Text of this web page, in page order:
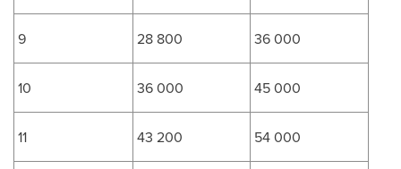
9 28 800 36 000
10 36 000 45 000
11 43 200 54 000